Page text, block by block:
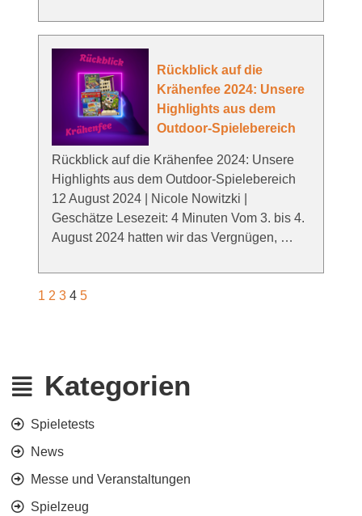
Rückblick auf die
Krähenfee 2024: Unsere
Highlights aus dem
Outdoor-Spielebereich
Rückblick auf die Krähenfee 2024: Unsere
Highlights aus dem Outdoor-Spielebereich
12 August 2024 | Nicole Nowitzki |
Geschätze Lesezeit: 4 Minuten Vom 3. bis 4.
August 2024 hatten wir das Vergnügen, …
1 2 3 4 5
Kategorien
Spieletests
News
Messe und Veranstaltungen
Spielzeug